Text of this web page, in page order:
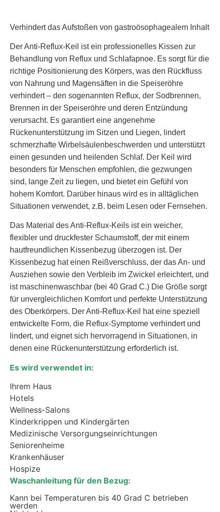
Verhindert das Aufstoßen von gastroösophagealem Inhalt
Der Anti-Reflux-Keil ist ein professionelles Kissen zur
Behandlung von Reflux und Schlafapnoe. Es sorgt für die
richtige Positionierung des Körpers, was den Rückfluss
von Nahrung und Magensäften in die Speiseröhre
verhindert – den sogenannten Reflux, der Sodbrennen,
Brennen in der Speiseröhre und deren Entzündung
verursacht. Es garantiert eine angenehme
Rückenunterstützung im Sitzen und Liegen, lindert
schmerzhafte Wirbelsäulenbeschwerden und unterstützt
einen gesunden und heilenden Schlaf. Der Keil wird
besonders für Menschen empfohlen, die gezwungen
sind, lange Zeit zu liegen, und bietet ein Gefühl von
hohem Komfort. Darüber hinaus wird es in alltäglichen
Situationen verwendet, z.B. beim Lesen oder Fernsehen.
Das Material des Anti-Reflux-Keils ist ein weicher,
flexibler und druckfester Schaumstoff, der mit einem
hautfreundlichen Kissenbezug überzogen ist. Der
Kissenbezug hat einen Reißverschluss, der das An- und
Ausziehen sowie den Verbleib im Zwickel erleichtert, und
ist maschinenwaschbar (bei 40 Grad C.) Die Größe sorgt
für unvergleichlichen Komfort und perfekte Unterstützung
des Oberkörpers. Der Anti-Reflux-Keil hat eine speziell
entwickelte Form, die Reflux-Symptome verhindert und
lindert, und eignet sich hervorragend in Situationen, in
denen eine Rückenunterstützung erforderlich ist.
Es wird verwendet in:
Ihrem Haus
Hotels
Wellness-Salons
Kinderkrippen und Kindergärten
Medizinische Versorgungseinrichtungen
Seniorenheime
Krankenhäuser
Hospize
Waschanleitung für den Bezug:
Kann bei Temperaturen bis 40 Grad C betrieben
werden